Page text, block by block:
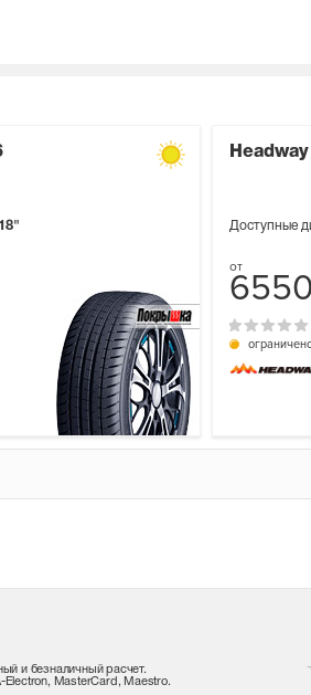
18" Доступные
6550
и безналичный расчет.
MasterCard, Maestro.